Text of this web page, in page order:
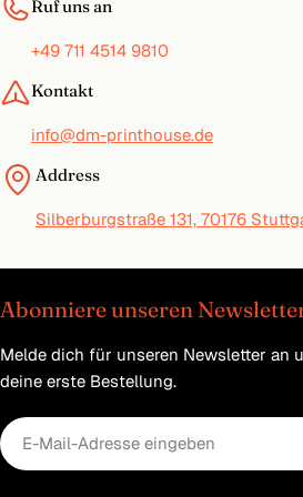
Ruf uns an
+49 711 4514 9810
Kontakt
info@dm-printhouse.de
Address
Silberburgstraße 131, 70176
Abonniere unseren
Melde dich für unseren Newsletter an
deine erste Bestellung.
E-
Mail